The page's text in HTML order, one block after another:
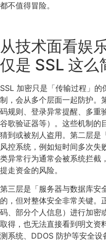
都不值得冒险。
从技术面看娱
仅是 SSL 这么
SSL 加密只是「传输过程」
制，会从多个层面一起防护。
码规则、登录异常提醒、多重
谷歌验证器等）。这些机制的
猜到或被别人盗用。第二层是
风控系统，例如短时间多次失
类异常行为通常会被系统拦截
提走资金的风险。
第三层是「服务器与数据库安
的，但对整体安全非常关键。
码、部分个人信息）进行加密
取得，也无法直接看到明文资
测系统、DDOS 防护等安全